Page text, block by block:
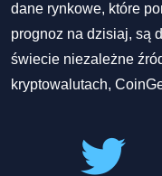
dane rynkowe, które
prognoz na dzisiaj, są
świecie niezależne
kryptowalutach,